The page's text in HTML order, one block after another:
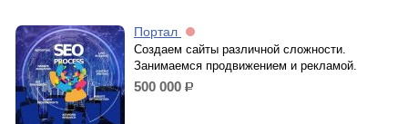
Портал
Создаем сайты различной сложности.
Занимаемся продвижением и рекламой.
500 000 р.